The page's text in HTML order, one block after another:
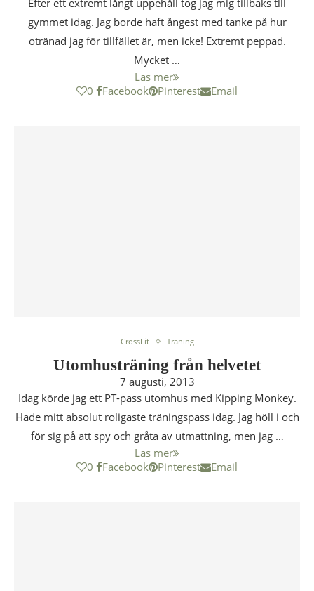
Efter ett extremt långt uppehåll tog jag mig tillbaks till
gymmet idag. Jag borde haft ångest med tanke på hur
otränad jag för tillfället är, men icke! Extremt peppad.
Mycket …
Läs mer
0
Facebook Pinterest Email
CrossFit Träning
Utomhusträning från helvetet
7 augusti, 2013
Idag körde jag ett PT-pass utomhus med Kipping Monkey.
Hade mitt absolut roligaste träningspass idag. Jag höll i och
för sig på att spy och gråta av utmattning, men jag …
Läs mer
0
Facebook Pinterest Email